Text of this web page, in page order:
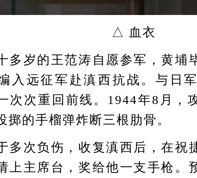
△ 血衣
岁的王范涛自愿参军，黄埔
入远征军赴滇西抗战。与日
次次重回前线。1944年8月，
掷的手榴弹炸断三根肋骨。
次负伤，收复滇西后，在祝
上主席台，奖给他一支手枪。